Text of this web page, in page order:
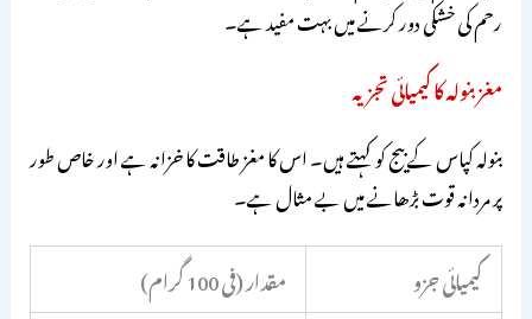
رحم کی خشکی دور کرنے میں بہت مفید ہے۔
مغز بنولہ کا کیمیائی تجزیہ
بنولہ کپاس کے بیج کو کہتے ہیں۔ اس کا مغز طاقت کا خزانہ ہے اور خاص طور
پر مردانہ قوت بڑھانے میں بے مثال ہے۔
کیمیائی جزو
مقدار (فی 100 گرام)